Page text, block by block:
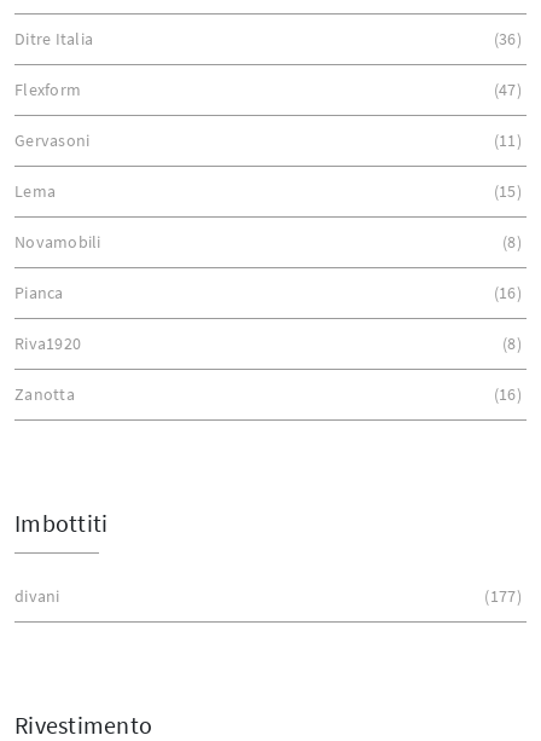
Ditre Italia 36
Flexform 47
Gervasoni 11
Lema 15
Novamobili 8
Pianca 16
Riva1920 8
Zanotta 16
Imbottiti
divani 177
Rivestimento